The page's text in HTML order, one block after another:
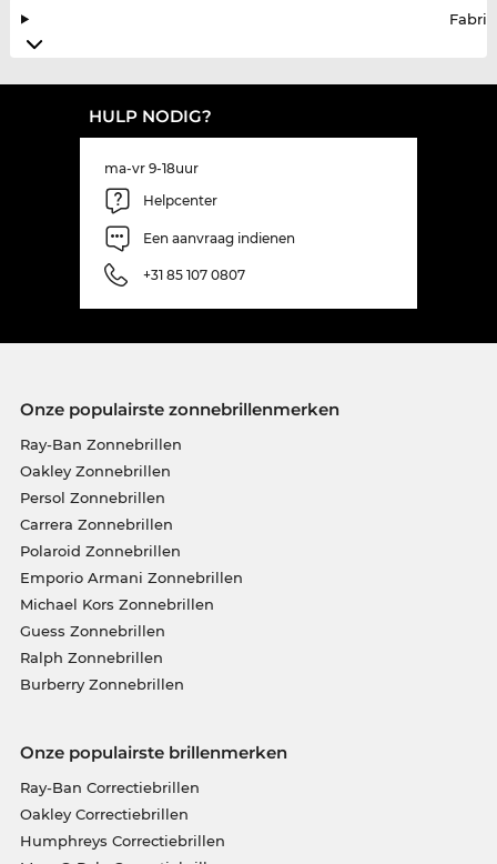
HULP NODIG?
ma-vr 9-18uur
Helpcenter
Een aanvraag indienen
+31 85 107 0807
Onze populairste zonnebrillenmerken
Ray-Ban Zonnebrillen
Oakley Zonnebrillen
Persol Zonnebrillen
Carrera Zonnebrillen
Polaroid Zonnebrillen
Emporio Armani Zonnebrillen
Michael Kors Zonnebrillen
Guess Zonnebrillen
Ralph Zonnebrillen
Burberry Zonnebrillen
Onze populairste brillenmerken
Ray-Ban Correctiebrillen
Oakley Correctiebrillen
Humphreys Correctiebrillen